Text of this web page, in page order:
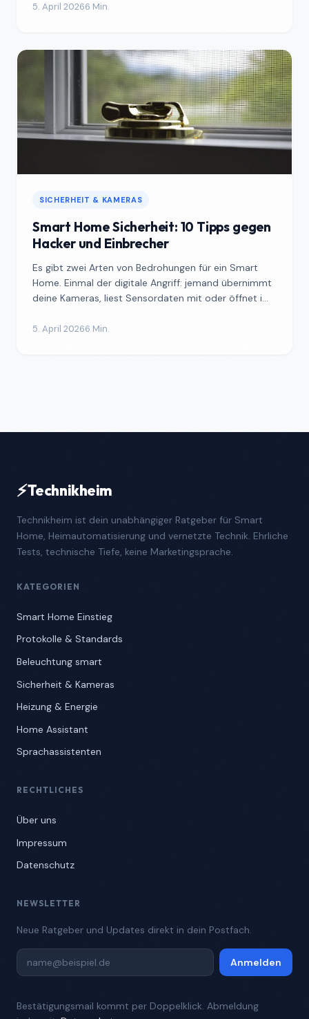
5. April 20266 Min.
SICHERHEIT & KAMERAS
Smart Home Sicherheit: 10 Tipps gegen
Hacker und Einbrecher
Es gibt zwei Arten von Bedrohungen für ein Smart
Home. Einmal der digitale Angriff: jemand übernimmt
deine Kameras, liest Sensordaten mit oder öffnet im
5. April 20266 Min.
⚡Technikheim
Technikheim ist dein unabhängiger Ratgeber für Smart
Home, Heimautomatisierung und vernetzte Technik. Ehrliche
Tests, technische Tiefe, keine Marketingsprache.
KATEGORIEN
Smart Home Einstieg
Protokolle & Standards
Beleuchtung smart
Sicherheit & Kameras
Heizung & Energie
Home Assistant
Sprachassistenten
RECHTLICHES
Über uns
Impressum
Datenschutz
NEWSLETTER
Neue Ratgeber und Updates direkt in dein Postfach.
Anmelden
Bestätigungsmail kommt per Doppelklick. Abmeldung